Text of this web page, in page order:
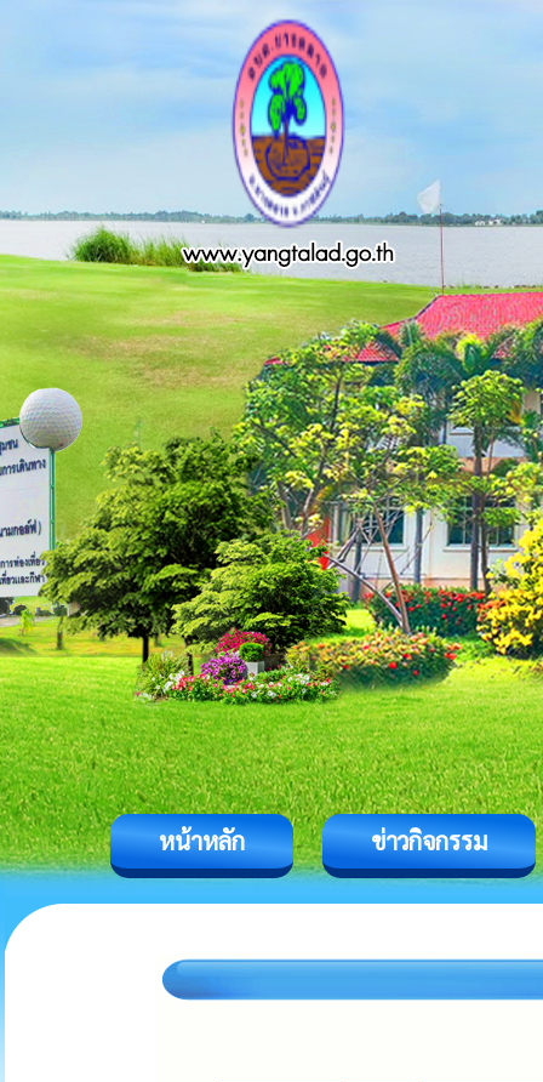
หน้าหลัก ข่าวกิจกรรม